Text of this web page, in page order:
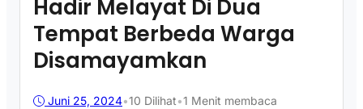
Hadir Melayat Di Dua
Tempat Berbeda Warga
Disamayamkan
Juni 25, 2024•10 Dilihat•1 Menit membaca